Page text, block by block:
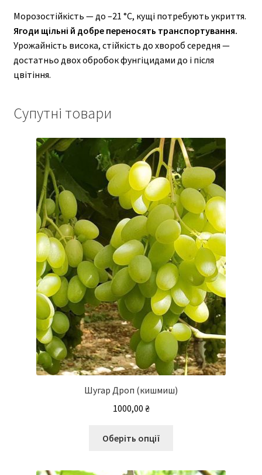
Морозостійкість — до –21 °C, кущі потребують укриття.
Ягоди щільні й добре переносять транспортування.
Урожайність висока, стійкість до хвороб середня —
достатньо двох обробок фунгіцидами до і після
цвітіння.
Супутні товари
Шугар Дроп (кишмиш)
1000,00 ₴
Оберіть опції